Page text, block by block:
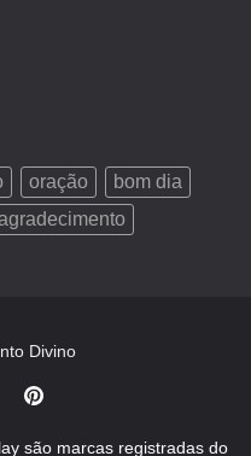
oração
bom dia
Divino
são marcas registradas do